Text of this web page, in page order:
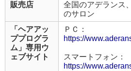
販売店
全国のアデランス
のサロン
「ヘアアッ
ププログラ
ム」専用ウ
ェブサイト
ＰＣ：
https://
スマートフォン：
https://